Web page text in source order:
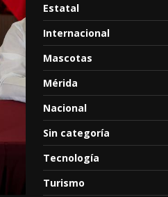
Estatal
Internacional
Mascotas
Mérida
Nacional
Sin categoría
Tecnología
Turismo